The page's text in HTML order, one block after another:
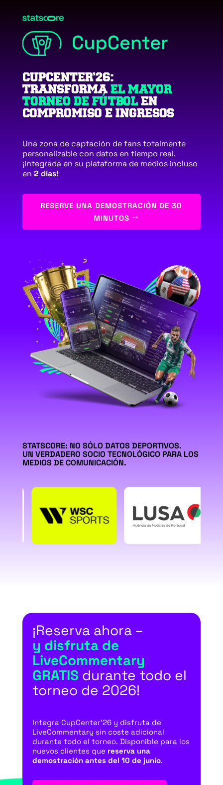
CUPCENTER’26:
TRANSFORMA EL MAYOR
TORNEO DE FÚTBOLEN
COMPROMISO E INGRESOS
Una zona de captación de fans totalmente
personalizable con datos en tiempo real,
¡integrada en su plataforma de medios incluso
en 2 días!
RESERVE UNA DEMOSTRACIÓN DE 30
MINUTOS
STATSCORE: NO SÓLO DATOS DEPORTIVOS.
UN VERDADERO SOCIO TECNOLÓGICO PARA LOS
MEDIOS DE COMUNICACIÓN.
¡Reserva ahora –
y disfruta de
LiveCommentary
GRATIS durante todo el
torneo de 2026!
Integra CupCenter’26 y disfruta de
LiveCommentary sin coste adicional
durante todo el torneo. Disponible para los
nuevos clientes que reserva una
demostración antes del 10 de junio.